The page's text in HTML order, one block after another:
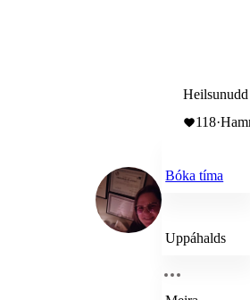
118·
Bóka tíma
Uppáhalds